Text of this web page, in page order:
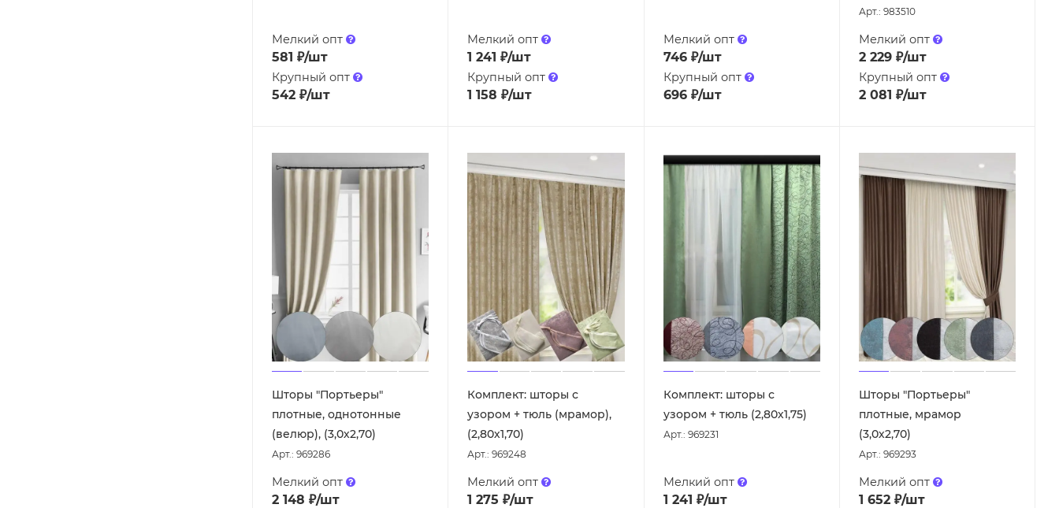
Мелкий опт
581 ₽/шт
Крупный опт
542 ₽/шт
Мелкий опт
1 241 ₽/шт
Крупный опт
1 158 ₽/шт
Мелкий опт
746₽/шт
Крупный опт
696₽/шт
Арт.: 983510
Мелкий опт
2 229₽/шт
Крупный опт
2 081 ₽/шт
Шторы "Портьеры"
плотные, однотонные
(велюр), (3,0х2,70)
Арт.: 969286
Мелкий опт
2 148 ₽/шт
Комплект: шторы с
узором + тюль (мрамор),
(2,80х1,70)
Арт.: 969248
Мелкий опт
1 275 ₽/шт
Комплект: шторы с
узором + тюль (2,80х1,75)
Арт.: 969231
Мелкий опт
1 241 ₽/шт
Шторы "Портьеры"
плотные, мрамор
(3,0х2,70)
Арт.: 969293
Мелкий опт
1 652₽/шт